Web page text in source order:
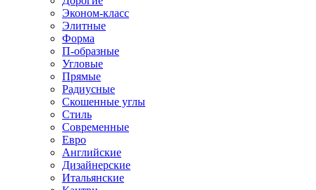
Эконом-класс
Элитные
Форма
П-образные
Угловые
Прямые
Радиусные
Скошенные углы
Стиль
Современные
Евро
Английские
Дизайнерские
Итальянские